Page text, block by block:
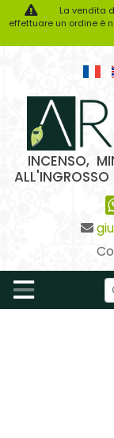
La vendita
effettuare un ordine è
INCENSO,